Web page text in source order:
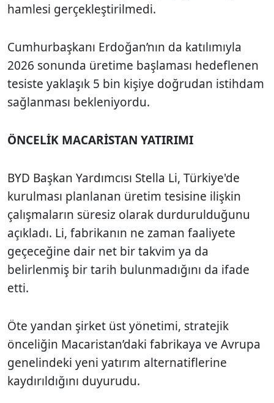
hamlesi gerçekleştirilmedi.
Cumhurbaşkanı Erdoğan’nın da katılımıyla
2026 sonunda üretime başlaması hedeflenen
tesiste yaklaşık 5 bin kişiye doğrudan istihdam
sağlanması bekleniyordu.
ÖNCELİK MACARİSTAN YATIRIMI
BYD Başkan Yardımcısı Stella Li, Türkiye'de
kurulması planlanan üretim tesisine ilişkin
çalışmaların süresiz olarak durdurulduğunu
açıkladı. Li, fabrikanın ne zaman faaliyete
geçeceğine dair net bir takvim ya da
belirlenmiş bir tarih bulunmadığını da ifade
etti.
Öte yandan şirket üst yönetimi, stratejik
önceliğin Macaristan’daki fabrikaya ve Avrupa
genelindeki yeni yatırım alternatiflerine
kaydırıldığını duyurudu.